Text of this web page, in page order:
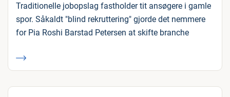
Traditionelle jobopslag fastholder tit ansøgere i gamle
spor. Såkaldt "blind rekruttering" gjorde det nemmere
for Pia Roshi Barstad Petersen at skifte branche